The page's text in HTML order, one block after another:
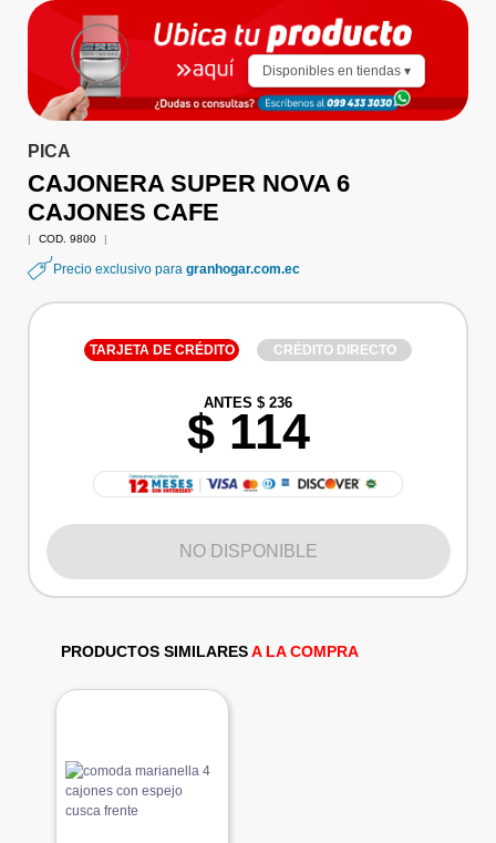
Disponibles en tiendas ▾
PICA
CAJONERA SUPER NOVA 6
CAJONES CAFE
COD. 9800
Precio exclusivo para granhogar.com.ec
TARJETA DE CRÉDITO CRÉDITO DIRECTO
ANTES $ 236
$ 114
NO DISPONIBLE
PRODUCTOS SIMILARESA LA COMPRA